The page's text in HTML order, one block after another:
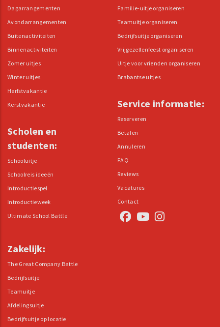
Dagarrangementen
Avondarrangementen
Buitenactiviteiten
Binnenactiviteiten
Zomer uitjes
Winter uitjes
Herfstvakantie
Kerstvakantie
Scholen en
studenten:
Schooluitje
Schoolreis ideeën
Introductiespel
Introductieweek
Ultimate School Battle
Familie-uitje organiseren
Teamuitje organiseren
Bedrijfsuitje organiseren
Vrijgezellenfeest organiseren
Uitje voor vrienden organiseren
Brabantse uitjes
Service informatie:
Reserveren
Betalen
Annuleren
FAQ
Reviews
Vacatures
Contact
Zakelijk:
The Great Company Battle
Bedrijfsuitje
Teamuitje
Afdelingsuitje
Bedrijfsuitje op locatie